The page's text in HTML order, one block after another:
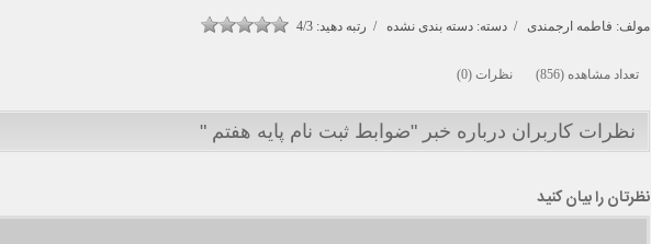
مولف: فاطمه ارجمندی / دسته: دسته بندی نشده / رتبه دهید: 4/3
تعداد مشاهده (856) نظرات (0)
نظرات کاربران درباره خبر "ضوابط ثبت نام پایه هفتم "
نظرتان را بیان کنید